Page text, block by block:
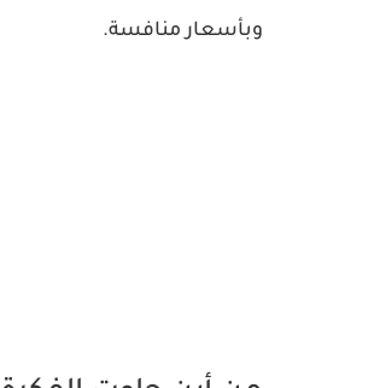
وبأسعار منافسة.